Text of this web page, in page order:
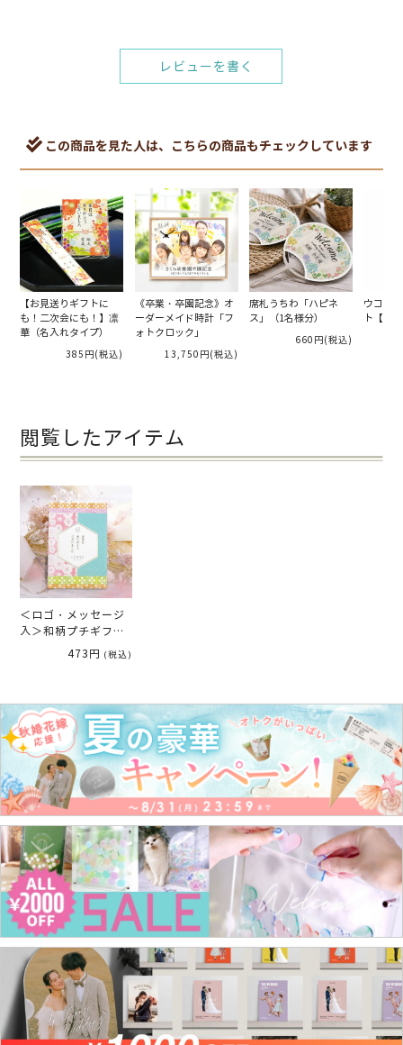
レビューを書く
この商品を見た人は、こちらの商品もチェックしています
【お見送りギフトに
も！二次会にも！】凛
華（名入れタイプ）
385円(税込)
《卒業・卒園記念》オ
ーダーメイド時計「フ
ォトクロック」
13,750円(税込)
席札うちわ「ハピネ
ス」（1名様分）
660円(税込)
ウコン
ト【別
閲覧したアイテム
＜ロゴ・メッセージ
入＞和柄プチギフト
473円 (税込)